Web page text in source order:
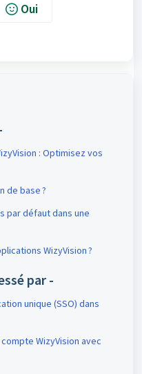
Oui
: Optimisez vos
de base ?
par défaut dans une
WizyVision ?
par -
unique (SSO) dans
WizyVision avec